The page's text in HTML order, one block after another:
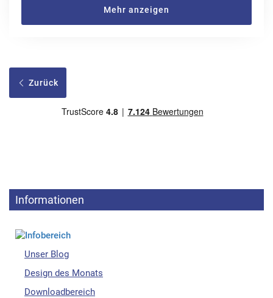
Mehr anzeigen
Zurück
Informationen
Unser Blog
Design des Monats
Downloadbereich